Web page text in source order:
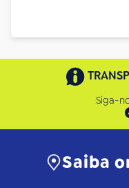
Siga-
Saiba